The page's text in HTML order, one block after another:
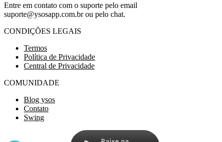
Entre em contato com o suporte pelo email
suporte@ysosapp.com.brou pelo chat.
CONDIÇÕES LEGAIS
Termos
Política de Privacidade
Central de Privacidade
COMUNIDADE
Blog ysos
Contato
Swing